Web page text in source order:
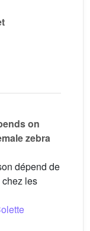
on
zebra
dépend de
les